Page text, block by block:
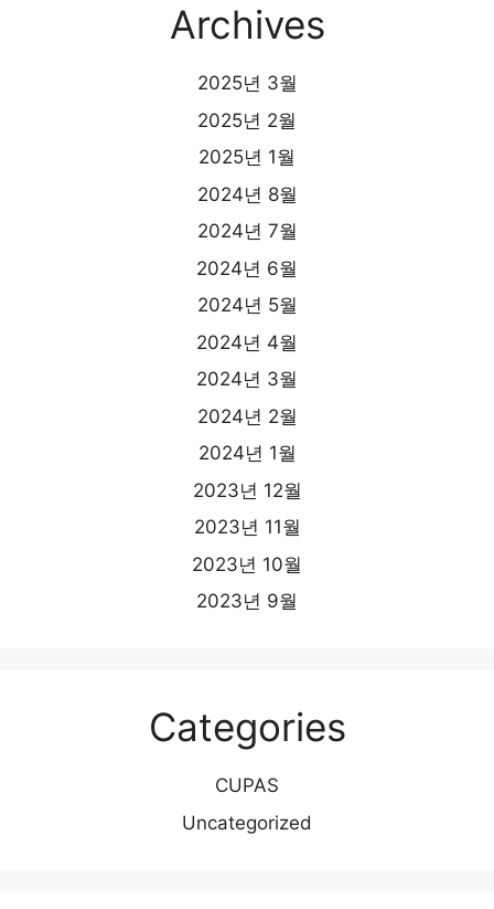
Archives
2025년 3월
2025년 2월
2025년 1월
2024년 8월
2024년 7월
2024년 6월
2024년 5월
2024년 4월
2024년 3월
2024년 2월
2024년 1월
2023년 12월
2023년 11월
2023년 10월
2023년 9월
Categories
CUPAS
Uncategorized